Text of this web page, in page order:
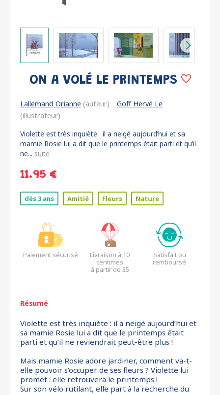
ON A VOLÉ LE PRINTEMPS
Lallemand Orianne (auteur)
Goff Hervé Le
(illustrateur)
Violette est très inquiète : il a neigé aujourd’hui et sa
mamie Rosie lui a dit que le printemps était parti et qu’il
ne... suite
11.95 €
dès 3 ans Amitié Fleurs Nature
Paiement sécurisé
Livraison à 10
centimes
à partir de 35
Satisfait ou
remboursé
Résumé
Violette est très inquiète : il a neigé aujourd’hui et
sa mamie Rosie lui a dit que le printemps était
parti et qu’il ne reviendrait peut-être plus !
Mais mamie Rosie adore jardiner, comment va-t-
elle pouvoir s’occuper de ses fleurs ? Violette lui
promet : elle retrouvera le printemps !
Sur son vélo rutilant, elle part à la recherche du